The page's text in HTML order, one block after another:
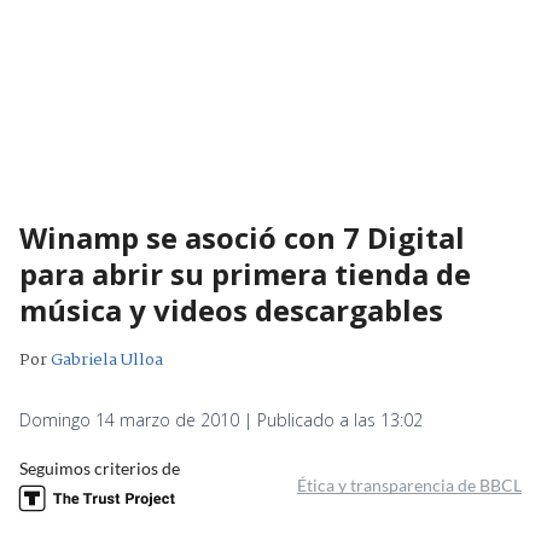
Winamp se asoció con 7 Digital
para abrir su primera tienda de
música y videos descargables
PorGabriela Ulloa
Domingo 14 marzo de 2010 | Publicado a las 13:02
Seguimos criterios de
Ética y transparencia de BBCL